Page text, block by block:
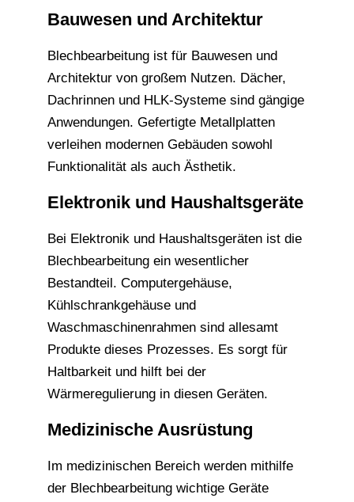
Bauwesen und Architektur
Blechbearbeitung ist für Bauwesen und
Architektur von großem Nutzen. Dächer,
Dachrinnen und HLK-Systeme sind gängige
Anwendungen. Gefertigte Metallplatten
verleihen modernen Gebäuden sowohl
Funktionalität als auch Ästhetik.
Elektronik und Haushaltsgeräte
Bei Elektronik und Haushaltsgeräten ist die
Blechbearbeitung ein wesentlicher
Bestandteil. Computergehäuse,
Kühlschrankgehäuse und
Waschmaschinenrahmen sind allesamt
Produkte dieses Prozesses. Es sorgt für
Haltbarkeit und hilft bei der
Wärmeregulierung in diesen Geräten.
Medizinische Ausrüstung
Im medizinischen Bereich werden mithilfe
der Blechbearbeitung wichtige Geräte